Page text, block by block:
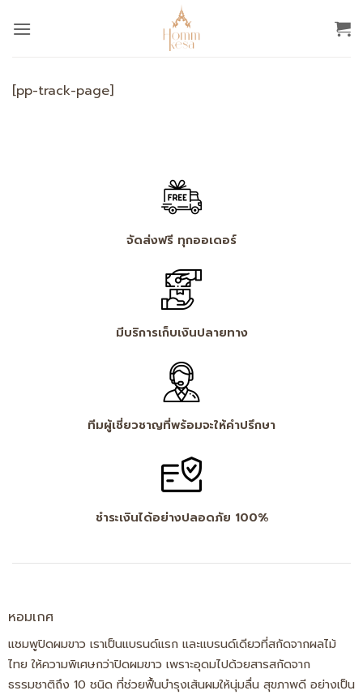
[pp-track-page]
จัดส่งฟรี ทุกออเดอร์
มีบริการเก็บเงินปลายทาง
ทีมผู้เชี่ยวชาญที่พร้อมจะให้คำปรึกษา
ชำระเงินได้อย่างปลอดภัย 100%
หอมเกศ
แชมพูปิดผมขาว เราเป็นแบรนด์แรก และแบรนด์เดียวที่สกัดจากผลไม้
ไทย ให้ความพิเศษกว่าปิดผมขาว เพราะอุดมไปด้วยสารสกัดจาก
ธรรมชาติถึง 10 ชนิด ที่ช่วยฟื้นบำรุงเส้นผมให้นุ่มลื่น สุขภาพดี อย่างเป็น